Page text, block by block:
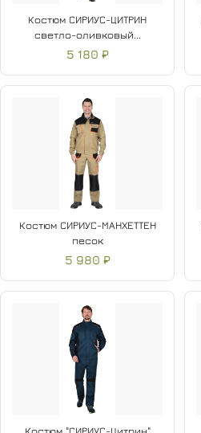
Костюм СИРИУС-ЦИТРИН
светло-оливковый...
5 180 ₽
Костюм СИРИУС-МАНХЕТТЕН
песок
5 980 ₽